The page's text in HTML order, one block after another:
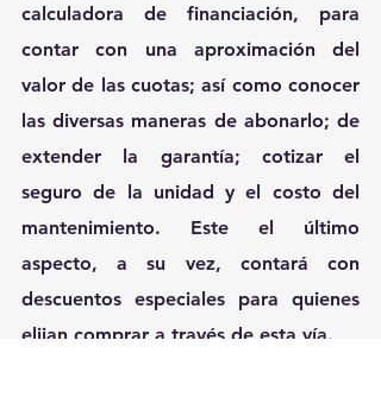
calculadora de financiación, para
contar con una aproximación del
valor de las cuotas; así como conocer
las diversas maneras de abonarlo; de
extender la garantía; cotizar el
seguro de la unidad y el costo del
mantenimiento. Este el último
aspecto, a su vez, contará con
descuentos especiales para quienes
elijan comprar a través de esta vía.